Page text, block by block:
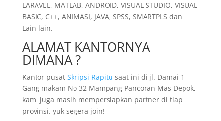
LARAVEL, MATLAB, ANDROID, VISUAL STUDIO, VISUAL
BASIC, C++, ANIMASI, JAVA, SPSS, SMARTPLS dan
Lain-lain.
ALAMAT KANTORNYA
DIMANA ?
Kantor pusat Skripsi Rapitu saat ini di jl. Damai 1
Gang makam No 32 Mampang Pancoran Mas Depok,
kami juga masih mempersiapkan partner di tiap
provinsi. yuk segera join!